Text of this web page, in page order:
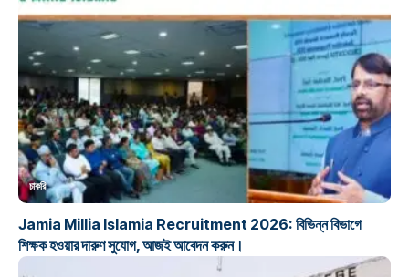
চাকরি
Jamia Millia Islamia Recruitment 2026: বিভিন্ন বিভাগে
শিক্ষক হওয়ার দারুণ সুযোগ, আজই আবেদন করুন।